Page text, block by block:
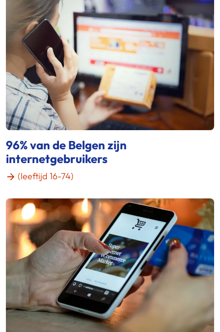
96% van de Belgen zijn
internetgebruikers
(leeftijd 16-74)